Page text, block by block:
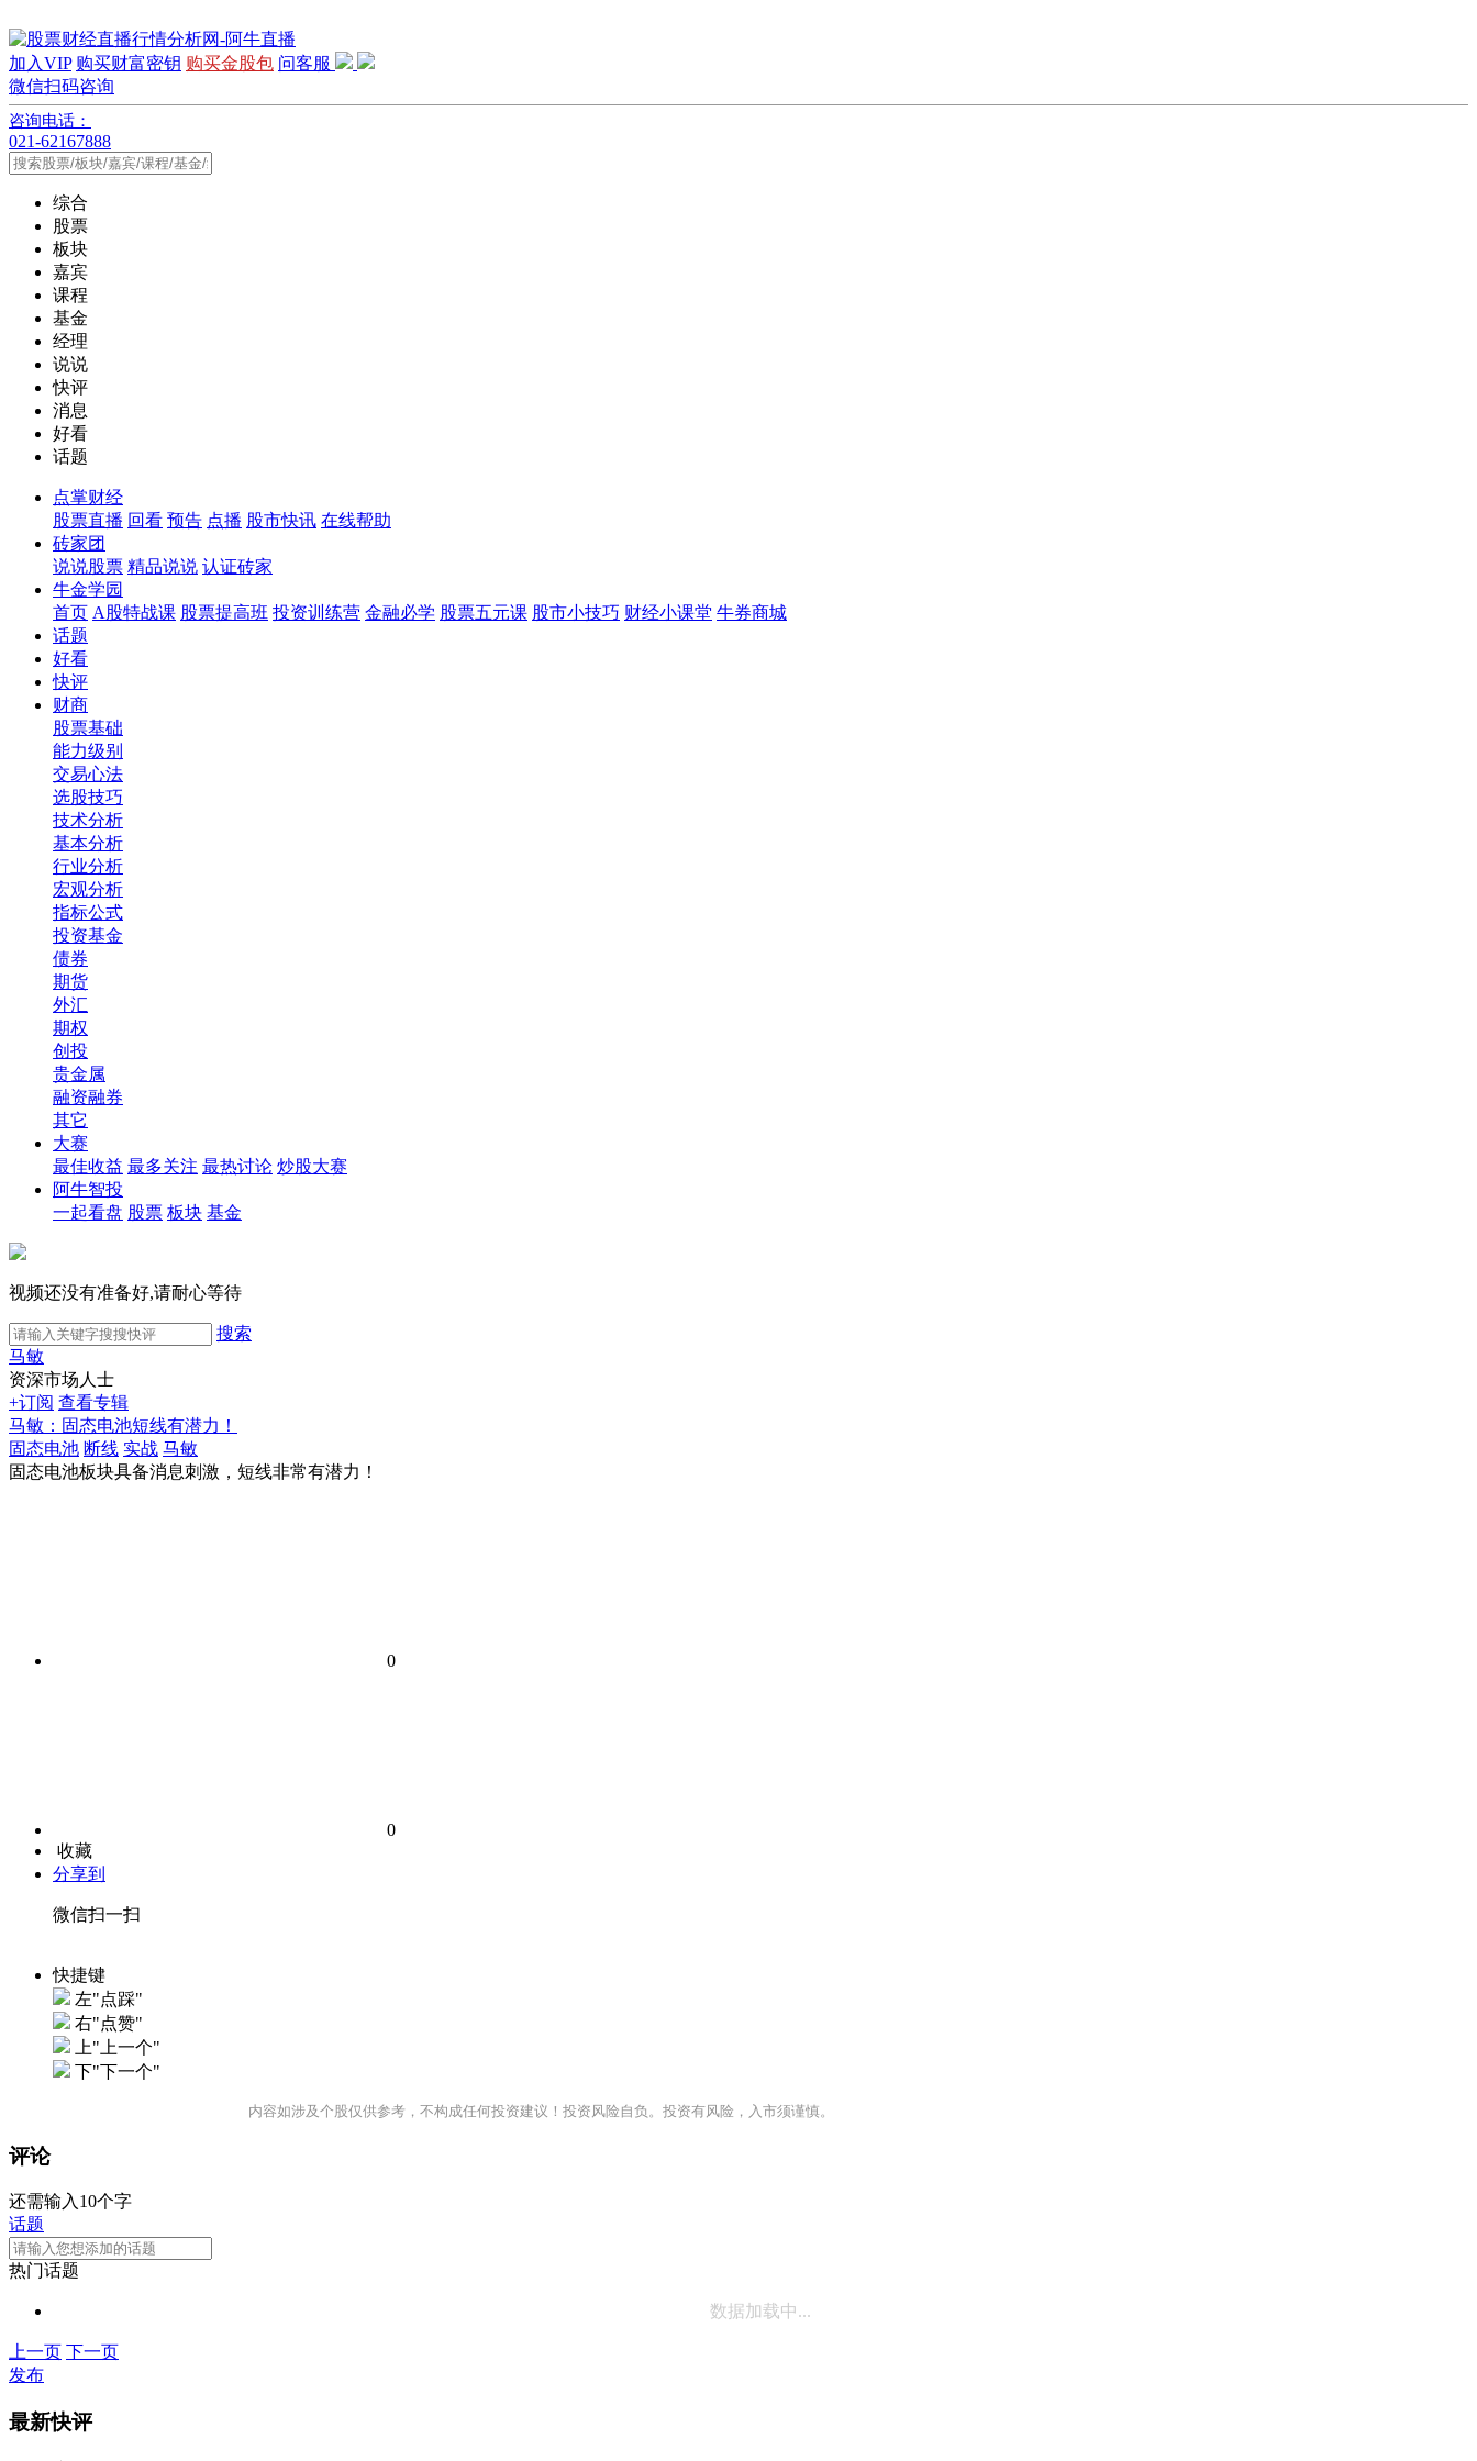
加入VIP 购买财富密钥 购买金股包 问客服
微信扫码咨询
咨询电话：
021-62167888
综合
股票
板块
嘉宾
课程
基金
经理
说说
快评
消息
好看
话题
点掌财经
股票直播 回看 预告 点播 股市快讯 在线帮助
砖家团
说说股票 精品说说 认证砖家
牛金学园
首页 A股特战课 股票提高班 投资训练营 金融必学 股票五元课 股市小技巧 财经小课堂 牛券商城
话题
好看
快评
财商
股票基础
能力级别
交易心法
选股技巧
技术分析
基本分析
行业分析
宏观分析
指标公式
投资基金
债券
期货
外汇
期权
创投
贵金属
融资融券
其它
大赛
最佳收益 最多关注 最热讨论 炒股大赛
阿牛智投
一起看盘 股票 板块 基金
视频还没有准备好,请耐心等待
搜索
马敏
资深市场人士
+订阅 查看专辑
马敏：固态电池短线有潜力！
固态电池 断线 实战 马敏
固态电池板块具备消息刺激，短线非常有潜力！
0
0
收藏
分享到
微信扫一扫
快捷键
左"点踩"
右"点赞"
上"上一个"
下"下一个"
内容如涉及个股仅供参考，不构成任何投资建议！投资风险自负。投资有风险，入市须谨慎。
评论
还需输入10个字
话题
热门话题
数据加载中...
上一页 下一页
发布
最新快评